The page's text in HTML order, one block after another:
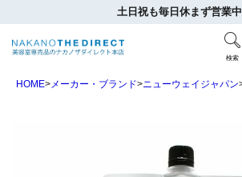
土日祝も毎日休まず営業中
検索
HOME メーカー・ブランド ニューウェイジャパン